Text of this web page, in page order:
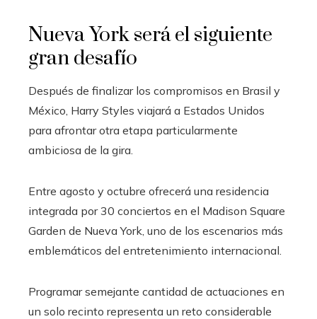
Nueva York será el siguiente
gran desafío
Después de finalizar los compromisos en Brasil y
México, Harry Styles viajará a Estados Unidos
para afrontar otra etapa particularmente
ambiciosa de la gira.
Entre agosto y octubre ofrecerá una residencia
integrada por 30 conciertos en el Madison Square
Garden de Nueva York, uno de los escenarios más
emblemáticos del entretenimiento internacional.
Programar semejante cantidad de actuaciones en
un solo recinto representa un reto considerable